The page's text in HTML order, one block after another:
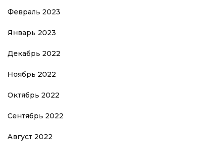
Февраль 2023
Январь 2023
Декабрь 2022
Ноябрь 2022
Октябрь 2022
Сентябрь 2022
Август 2022